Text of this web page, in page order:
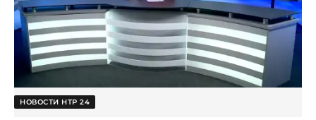
НОВОСТИ НТР 24